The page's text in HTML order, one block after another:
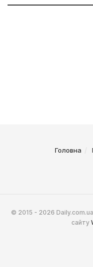
Головна
© 2015 - 2026
сайту